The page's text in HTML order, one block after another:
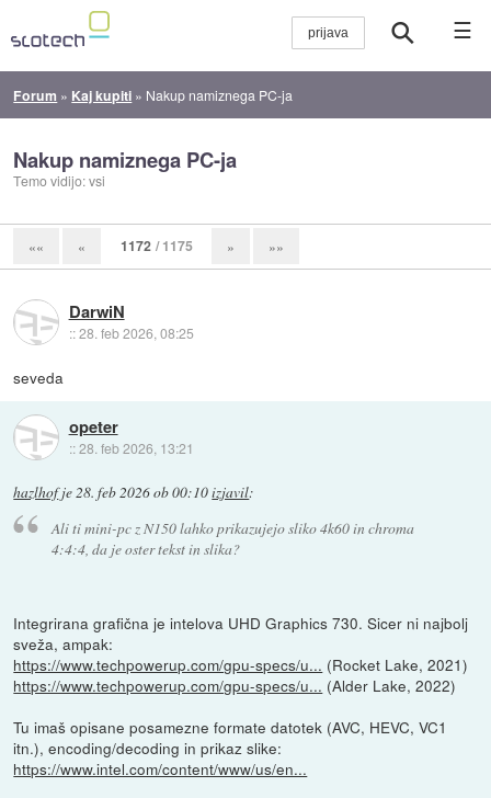
☰
Forum » Kaj kupiti » Nakup namiznega PC-ja
Nakup namiznega PC-ja
Temo vidijo: vsi
«« « 1172 / 1175 » »»
DarwiN
::28. feb 2026, 08:25
seveda
opeter
::28. feb 2026, 13:21
hazlhofje28. feb 2026 ob 00:10izjavil:
Ali ti mini-pc z N150 lahko prikazujejo sliko 4k60 in chroma
4:4:4, da je oster tekst in slika?
Integrirana grafična je intelova UHD Graphics 730. Sicer ni najbolj
sveža, ampak:
https://www.techpowerup.com/gpu-specs/u... (Rocket Lake, 2021)
https://www.techpowerup.com/gpu-specs/u... (Alder Lake, 2022)
Tu imaš opisane posamezne formate datotek (AVC, HEVC, VC1
itn.), encoding/decoding in prikaz slike:
https://www.intel.com/content/www/us/en...